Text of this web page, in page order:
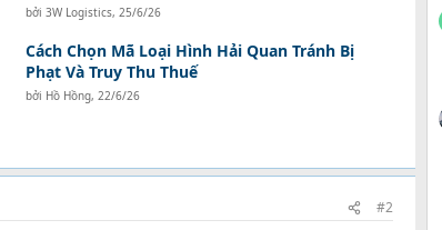
bởi 3W Logistics, 25/6/26
Cách Chọn Mã Loại Hình Hải Quan Tránh Bị
Phạt Và Truy Thu Thuế
bởi Hồ Hồng, 22/6/26
#2